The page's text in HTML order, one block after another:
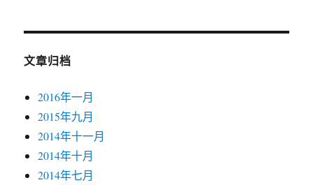
文章归档
2016年一月
2015年九月
2014年十一月
2014年十月
2014年七月